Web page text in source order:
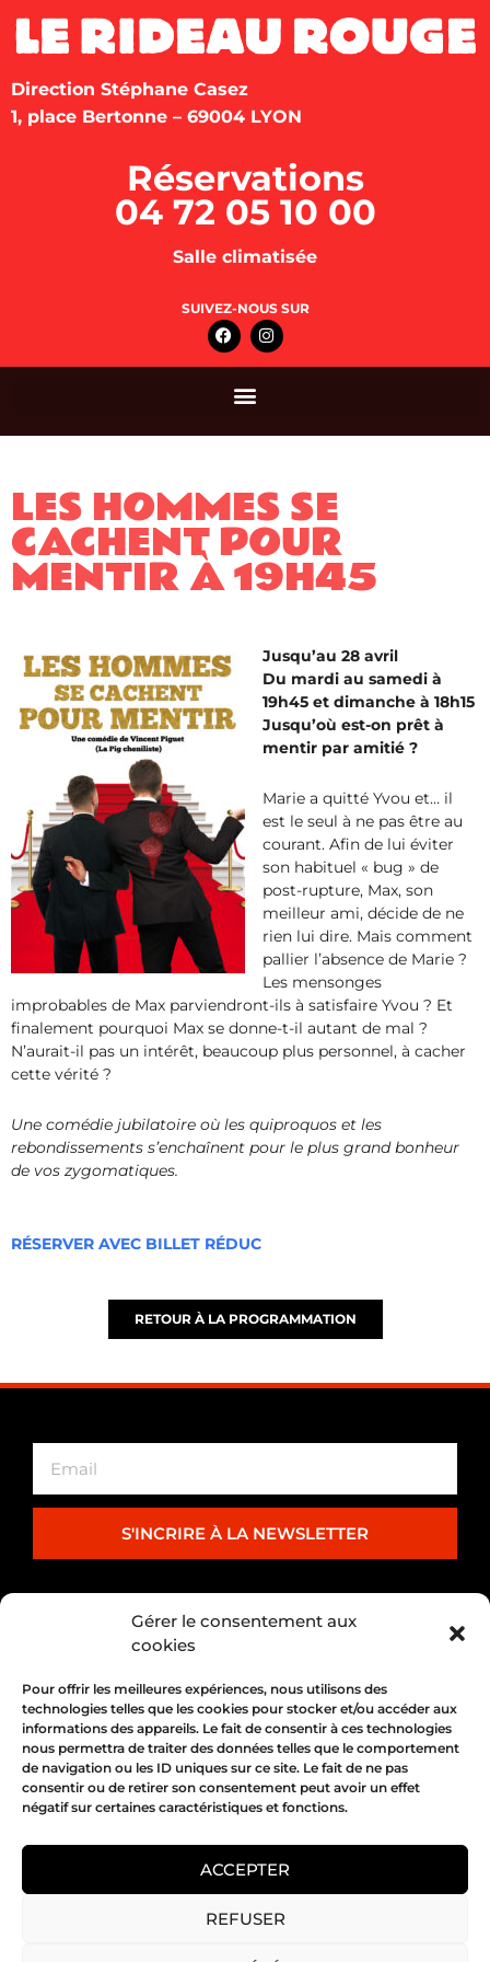
Gérer le consentement aux
cookies
Pour offrir les meilleures expériences, nous utilisons des
technologies telles que les cookies pour stocker et/ou accéder aux
informations des appareils. Le fait de consentir à ces technologies
nous permettra de traiter des données telles que le comportement
de navigation ou les ID uniques sur ce site. Le fait de ne pas
consentir ou de retirer son consentement peut avoir un effet
négatif sur certaines caractéristiques et fonctions.
ACCEPTER
REFUSER
Direction Stéphane Casez
1, place Bertonne – 69004 LYON
Réservations
04 72 05 10 00
Salle climatisée
SUIVEZ-NOUS SUR
LES HOMMES SE
CACHENT POUR
MENTIR ​À 19H45
Jusqu’au 28 avril
Du mardi au samedi à
19h45 et dimanche à 18h15
Jusqu’où est-on prêt à
mentir par amitié ?
Marie a quitté Yvou et… il
est le seul à ne pas être au
courant. Afin de lui éviter
son habituel « bug » de
post-rupture, Max, son
meilleur ami, décide de ne
rien lui dire. Mais comment
pallier l’absence de Marie ?
Les mensonges
improbables de Max parviendront-ils à satisfaire Yvou ? Et
finalement pourquoi Max se donne-t-il autant de mal ?
N’aurait-il pas un intérêt, beaucoup plus personnel, à cacher
cette vérité ?
Une comédie jubilatoire où les quiproquos et les
rebondissements s’enchaînent pour le plus grand bonheur
de vos zygomatiques.
RÉSERVER AVEC BILLET RÉDUC
RETOUR À LA PROGRAMMATION
S'INCRIRE À LA NEWSLETTER
PARTENARIAT